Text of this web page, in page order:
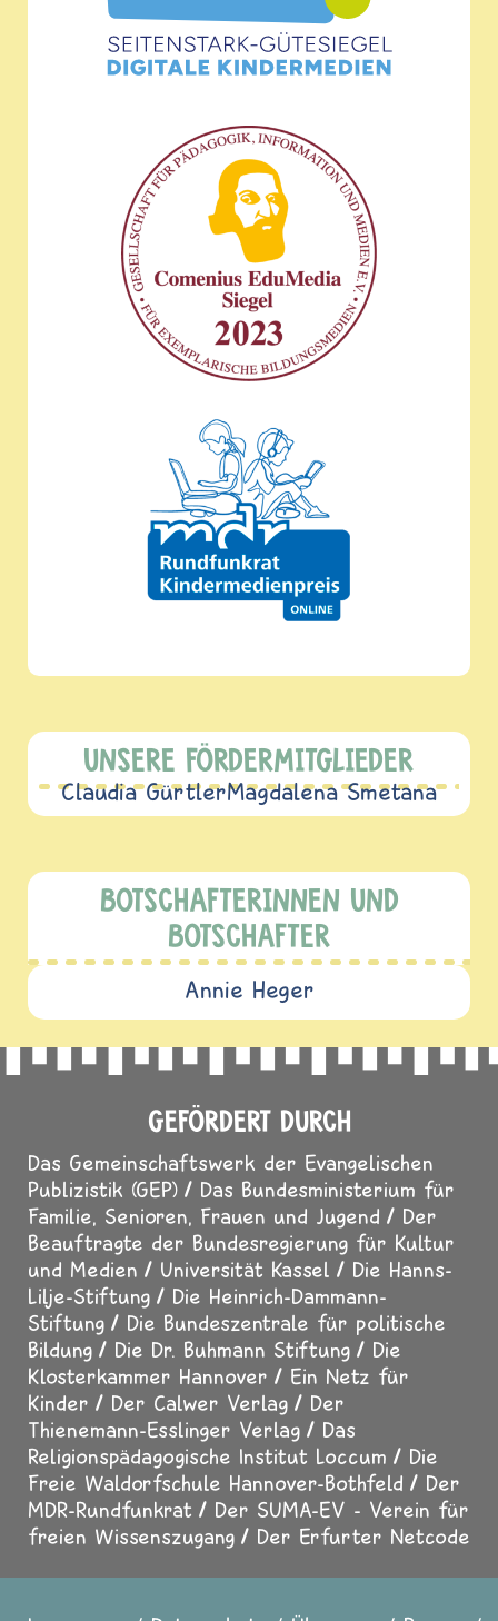
UNSERE FÖRDERMITGLIEDER
Claudia GürtlerMagdalena Smetana
BOTSCHAFTERINNEN UND
BOTSCHAFTER
Annie Heger
GEFÖRDERT DURCH
Das Gemeinschaftswerk der Evangelischen
Publizistik (GEP)
Das Bundesministerium für
Familie, Senioren, Frauen und Jugend
Der
Beauftragte der Bundesregierung für Kultur
und Medien
Universität Kassel
Die Hanns-
Lilje-Stiftung
Die Heinrich-Dammann-
Stiftung
Die Bundeszentrale für politische
Bildung
Die Dr. Buhmann Stiftung
Die
Klosterkammer Hannover
Ein Netz für
Kinder
Der Calwer Verlag
Der
Thienemann-Esslinger Verlag
Das
Religionspädagogische Institut Loccum
Die
Freie Waldorfschule Hannover-Bothfeld
Der
MDR-Rundfunkrat
Der SUMA-EV - Verein für
freien Wissenszugang
Der Erfurter Netcode